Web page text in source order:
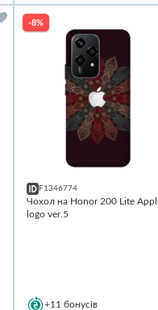
-8%
F1346774
Чохол на Honor 200 Lite
logo ver.5
+11 бонусів